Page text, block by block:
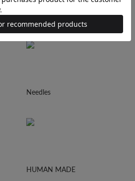
UNDERCOVER
Needles
HUMAN MADE